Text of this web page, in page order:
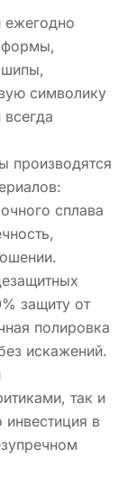
ежегодно
формы,
символику
производятся
сплава
защиту от
полировка
искажений.
так и
в